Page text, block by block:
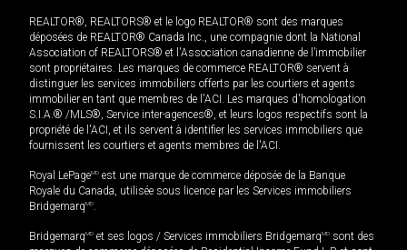
REALTOR®, REALTORS® et le logo REALTOR® sont des marques
déposées de REALTOR® Canada Inc., une compagnie dont la National
Association of REALTORS® et l'Association canadienne de l’immobilier
sont propriétaires. Les marques de commerce REALTOR® servent à
distinguer les services immobiliers offerts par les courtiers et agents
immobilier en tant que membres de l'ACI. Les marques d'homologation
S.I.A.® /MLS®, Service inter-agences®, et leurs logos respectifs sont la
propriété de l'ACI, et ils servent à identifier les services immobiliers que
fournissent les courtiers et agents membres de l'ACI.
Royal LePageMD est une marque de commerce déposée de la Banque
Royale du Canada, utilisée sous licence par les Services immobiliers
BridgemarqMD.
BridgemarqMD et ses logos / Services immobiliers BridgemarqMD sont des